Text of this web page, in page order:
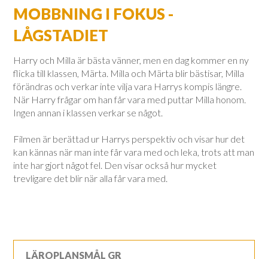
MOBBNING I FOKUS -
LÅGSTADIET
Harry och Milla är bästa vänner, men en dag kommer en ny
flicka till klassen, Märta. Milla och Märta blir bästisar, Milla
förändras och verkar inte vilja vara Harrys kompis längre.
När Harry frågar om han får vara med puttar Milla honom.
Ingen annan i klassen verkar se något.
Filmen är berättad ur Harrys perspektiv och visar hur det
kan kännas när man inte får vara med och leka, trots att man
inte har gjort något fel. Den visar också hur mycket
trevligare det blir när alla får vara med.
LÄROPLANSMÅL GR